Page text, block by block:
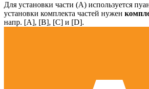
Для установки части (А) используется
установки комплекта частей нужен
напр. [А], [B], [С] и [D].